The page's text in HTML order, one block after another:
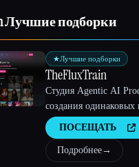
Лучшие подборки
★Лучшие подборки
TheFluxTrain
Студия Agentic AI
создания одинаковых
рабочих процессов и
ПОСЕЩАТЬ
Подробнее→